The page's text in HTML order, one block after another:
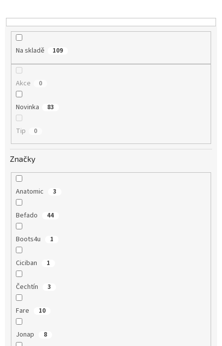
k
t
Na skladě 109
Akce 0
Novinka 83
Tip 0
Značky
Anatomic 3
Befado 44
Boots4u 1
Ciciban 1
Čechtín 3
Fare 10
Jonap 8